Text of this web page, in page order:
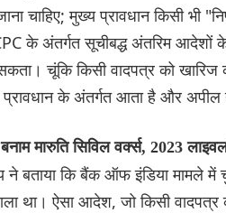
चाहिए; मुख्य प्रावधान किसी भी
के अंतर्गत सूचीबद्ध अंतरिम आदेशों
चूंकि किसी वादपत्र को
के अंतर्गत आता है और अपील
मारुति सिविल वर्क्स, 2023
ने बताया कि बैंक ऑफ इंडिया
था। ऐसा आदेश, जो किसी